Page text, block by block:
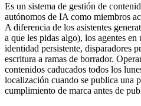
Es un sistema de gestión de
autónomos de IA como miembros
A diferencia de los asistentes
a que les pidas algo), los agentes
identidad persistente, disparadores
escritura a ramas de borrador.
contenidos caducados todos los
localización cuando se publica una
cumplimiento de marca antes de